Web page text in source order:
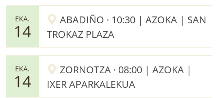
EKA.
14
ABADIÑO · 10:30 | AZOKA | SAN
TROKAZ PLAZA
EKA.
14
ZORNOTZA · 08:00 | AZOKA |
IXER APARKALEKUA